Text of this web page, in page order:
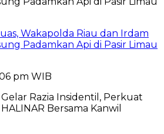
Wakapolda Riau dan Irdam
Padamkan Api di Pasir Limau
pm WIB